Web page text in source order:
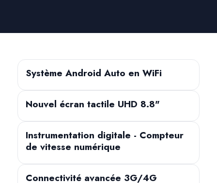
Système Android Auto en WiFi
Nouvel écran tactile UHD 8.8"
Instrumentation digitale - Compteur
de vitesse numérique
Connectivité avancée 3G/4G